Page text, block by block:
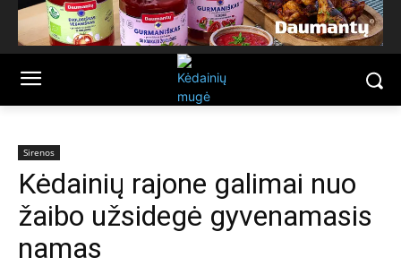
Sirenos
Kėdainių rajone galimai nuo
žaibo užsidegė gyvenamasis
namas